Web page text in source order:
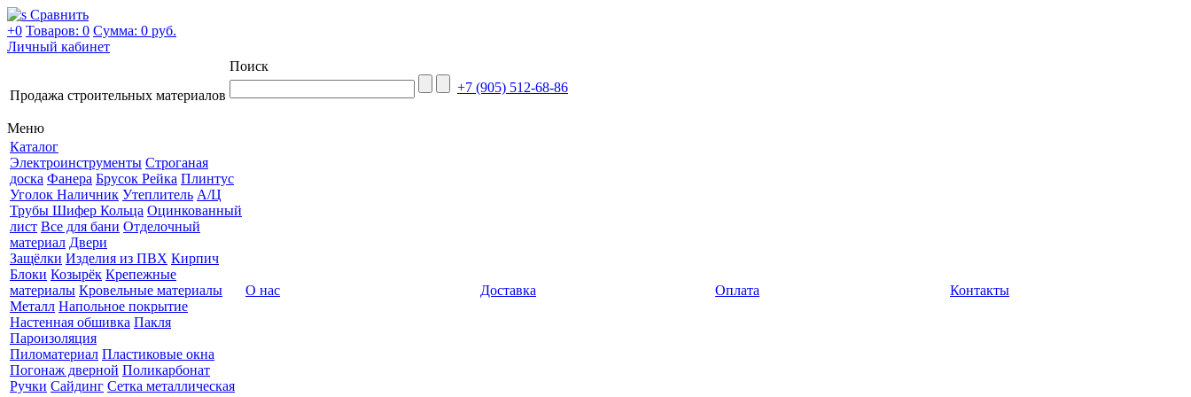
Сравнить
+0 Товаров: 0 Сумма: 0 руб.
Личный кабинет
Продажа строительных материалов
Поиск
+7 (905) 512-68-86
Меню
Каталог
Электроинструменты Строганая
доска Фанера Брусок Рейка Плинтус
Уголок Наличник Утеплитель А/Ц
Трубы Шифер Кольца Оцинкованный
лист Все для бани Отделочный
материал Двери
Защёлки Изделия из ПВХ Кирпич
Блоки Козырёк Крепежные
материалы Кровельные материалы
Металл Напольное покрытие
Настенная обшивка Пакля
Пароизоляция
Пиломатериал Пластиковые окна
Погонаж дверной Поликарбонат
Ручки Сайдинг Сетка металлическая
О нас Доставка Оплата Контакты